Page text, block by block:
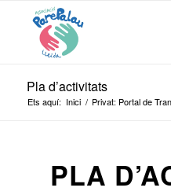
Pla d’activitats
Ets aquí: Inici / Privat: Portal de
PLA